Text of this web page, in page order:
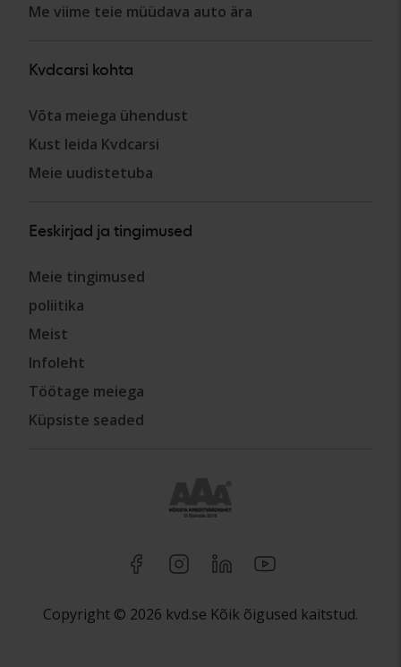
Me viime teie müüdava auto ära
Kvdcarsi kohta
Võta meiega ühendust
Kust leida Kvdcarsi
Meie uudistetuba
Eeskirjad ja tingimused
Meie tingimused
poliitika
Meist
Infoleht
Töötage meiega
Küpsiste seaded
Copyright © 2026 kvd.se Kõik õigused kaitstud.